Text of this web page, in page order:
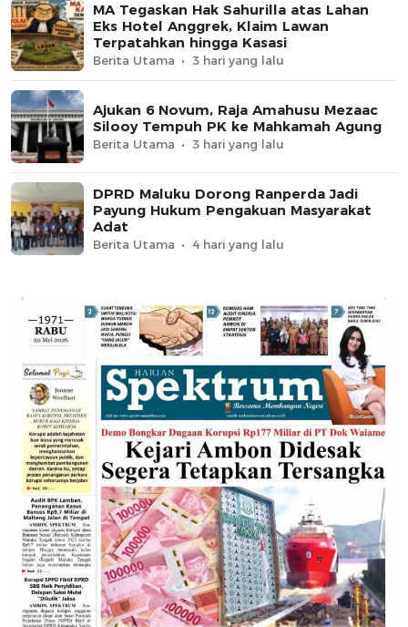
MA Tegaskan Hak Sahurilla atas Lahan
Eks Hotel Anggrek, Klaim Lawan
Terpatahkan hingga Kasasi
Berita Utama 3 hari yang lalu
Ajukan 6 Novum, Raja Amahusu Mezaac
Silooy Tempuh PK ke Mahkamah Agung
Berita Utama 3 hari yang lalu
DPRD Maluku Dorong Ranperda Jadi
Payung Hukum Pengakuan Masyarakat
Adat
Berita Utama 4 hari yang lalu